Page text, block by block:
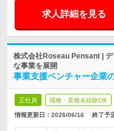
求人詳細を見る
株式会社Roseau Pensant |
な事業を展開
事業支援ベンチャー企業
正社員 職種・業種未経験OK
情報更新日：2026/06/16 終了予